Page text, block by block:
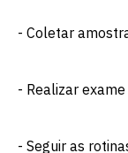
- Coletar
- Realizar
- Seguir as